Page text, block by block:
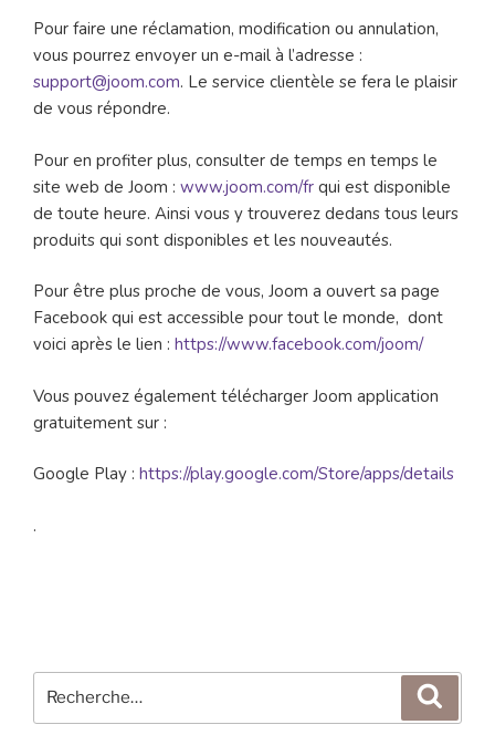
Pour faire une réclamation, modification ou annulation,
vous pourrez envoyer un e-mail à l’adresse :
support@joom.com. Le service clientèle se fera le plaisir
de vous répondre.
Pour en profiter plus, consulter de temps en temps le
site web de Joom : www.joom.com/fr qui est disponible
de toute heure. Ainsi vous y trouverez dedans tous leurs
produits qui sont disponibles et les nouveautés.
Pour être plus proche de vous, Joom a ouvert sa page
Facebook qui est accessible pour tout le monde, dont
voici après le lien : https://www.facebook.com/joom/
Vous pouvez également télécharger Joom application
gratuitement sur :
Google Play : https://play.google.com/Store/apps/details
.
pour